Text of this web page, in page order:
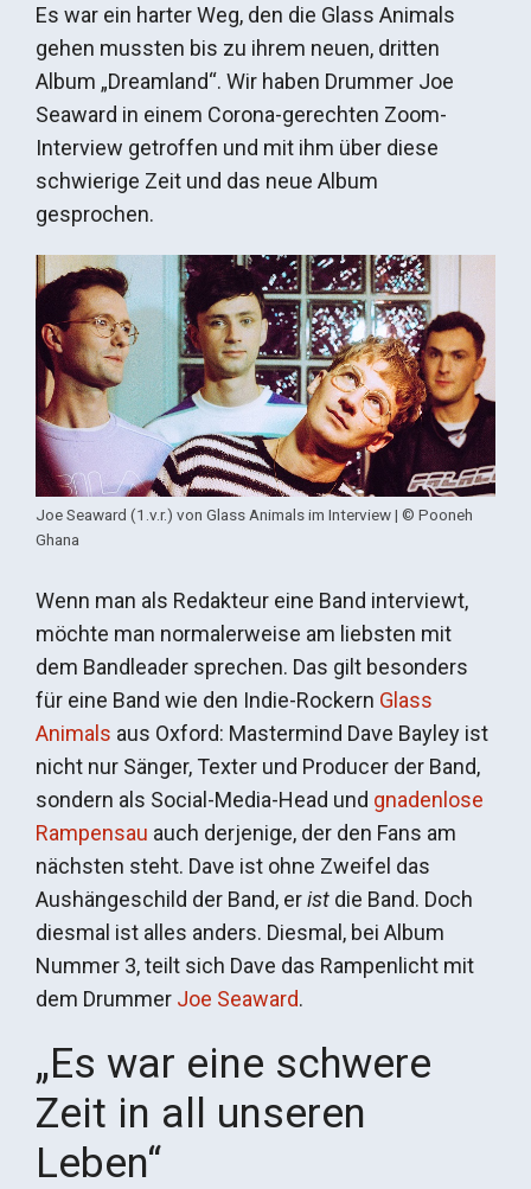
Es war ein harter Weg, den die Glass Animals
gehen mussten bis zu ihrem neuen, dritten
Album „Dreamland“. Wir haben Drummer Joe
Seaward in einem Corona-gerechten Zoom-
Interview getroffen und mit ihm über diese
schwierige Zeit und das neue Album
gesprochen.
Joe Seaward (1.v.r.) von Glass Animals im Interview | © Pooneh
Ghana
Wenn man als Redakteur eine Band interviewt,
möchte man normalerweise am liebsten mit
dem Bandleader sprechen. Das gilt besonders
für eine Band wie den Indie-Rockern Glass
Animals aus Oxford: Mastermind Dave Bayley ist
nicht nur Sänger, Texter und Producer der Band,
sondern als Social-Media-Head und gnadenlose
Rampensau auch derjenige, der den Fans am
nächsten steht. Dave ist ohne Zweifel das
Aushängeschild der Band, erist die Band. Doch
diesmal ist alles anders. Diesmal, bei Album
Nummer 3, teilt sich Dave das Rampenlicht mit
dem Drummer Joe Seaward.
„Es war eine schwere
Zeit in all unseren
Leben“